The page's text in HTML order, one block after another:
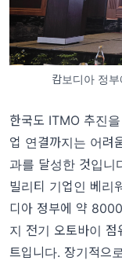
캄보디아 정
한국도 ITMO 추진
업 연결까지는 어려
과를 달성한 것입니
빌리티 기업인 베리
디아 정부에 약
지 전기 오토바이 점
트입니다. 장기적으